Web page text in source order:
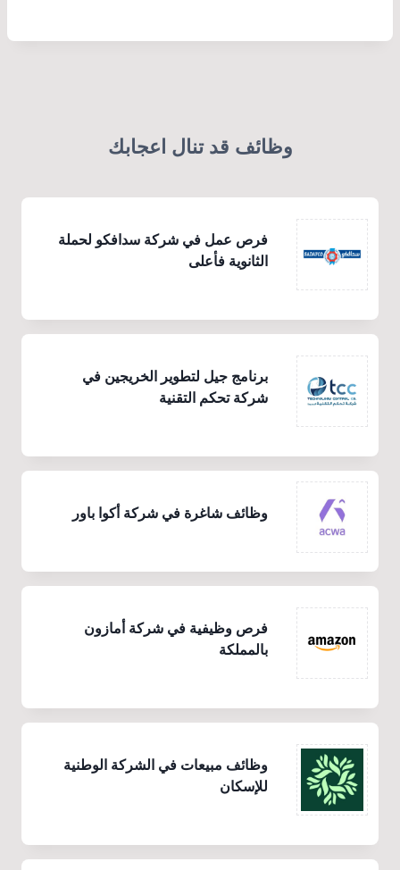
وظائف قد تنال اعجابك
فرص عمل في شركة سدافكو لحملة
الثانوية فأعلى
برنامج جيل لتطوير الخريجين في
شركة تحكم التقنية
وظائف شاغرة في شركة أكوا باور
فرص وظيفية في شركة أمازون
بالمملكة
وظائف مبيعات في الشركة الوطنية
للإسكان